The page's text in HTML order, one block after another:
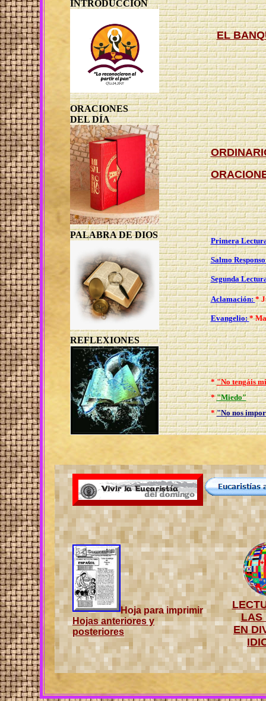
INTRODUCCIÓN
EL
ORACIONES
DEL DÍA
PALABRA DE DIOS
Primera
Salmo
Segunda
Aclamación:*
Evangelio:*
REFLEXIONES
*"No tengáis
*"Miedo"
*"No nos
Hoja para imprimir
Hojas anteriores y
posteriores
LAS
EN